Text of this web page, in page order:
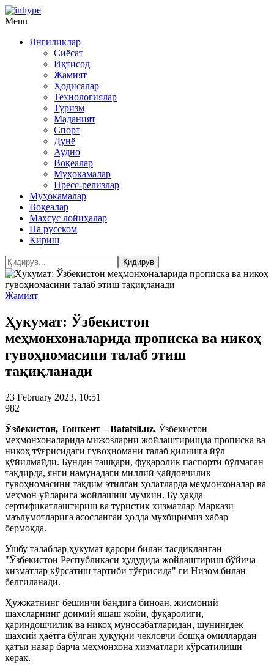
Menu
Янгиликлар
Сиёсат
Иқтисод
Жамият
Ҳодисалар
Технологиялар
Туризм
Маданият
Спорт
Дунё
Аудио
Воқеалар
Муҳокамалар
Пресс-релизлар
Муҳокамалар
Воқеалар
Махсус лойиҳалар
На русском
Кириш
Жамият
Ҳукумат: Ўзбекистон
меҳмонхоналарида прописка ва никоҳ
гувоҳномасини талаб этиш
тақиқланади
23 February 2023, 10:51
982
Ўзбекистон, Тошкент – Batafsil.uz. Ўзбекистон
меҳмонхоналарида мижозларни жойлаштиришда прописка ва
никоҳ тўғрисидаги гувоҳномани талаб қилишга йўл
қўйилмайди. Бундан ташқари, фуқаролик паспорти бўлмаган
тақдирда, янги намунадаги миллий ҳайдовчилик
гувоҳномасини тақдим этилган ҳолатларда меҳмонхоналар ва
меҳмон уйларига жойлашиш мумкин. Бу ҳақда
сертификатлаштириш ва туристик хизматлар Маркази
маълумотларига асосланган ҳолда мухбиримиз хабар
бермоқда.
Ушбу талаблар ҳукумат қарори билан тасдиқланган
"Ўзбекистон Республикаси ҳудудида жойлаштириш бўйича
хизматлар кўрсатиш тартиби тўғрисида" ги Низом билан
белгиланади.
Ҳужжатнинг бешинчи бандига биноан, жисмоний
шахсларнинг доимий яшаш жойи, фуқаролиги,
қариндошчилик ва никоҳ муносабатларидан, шунингдек
шахсий ҳаётга бўлган ҳуқуқни чекловчи бошқа омиллардан
қатъи назар барча меҳмонхона хизматлари кўрсатилиши
керак.